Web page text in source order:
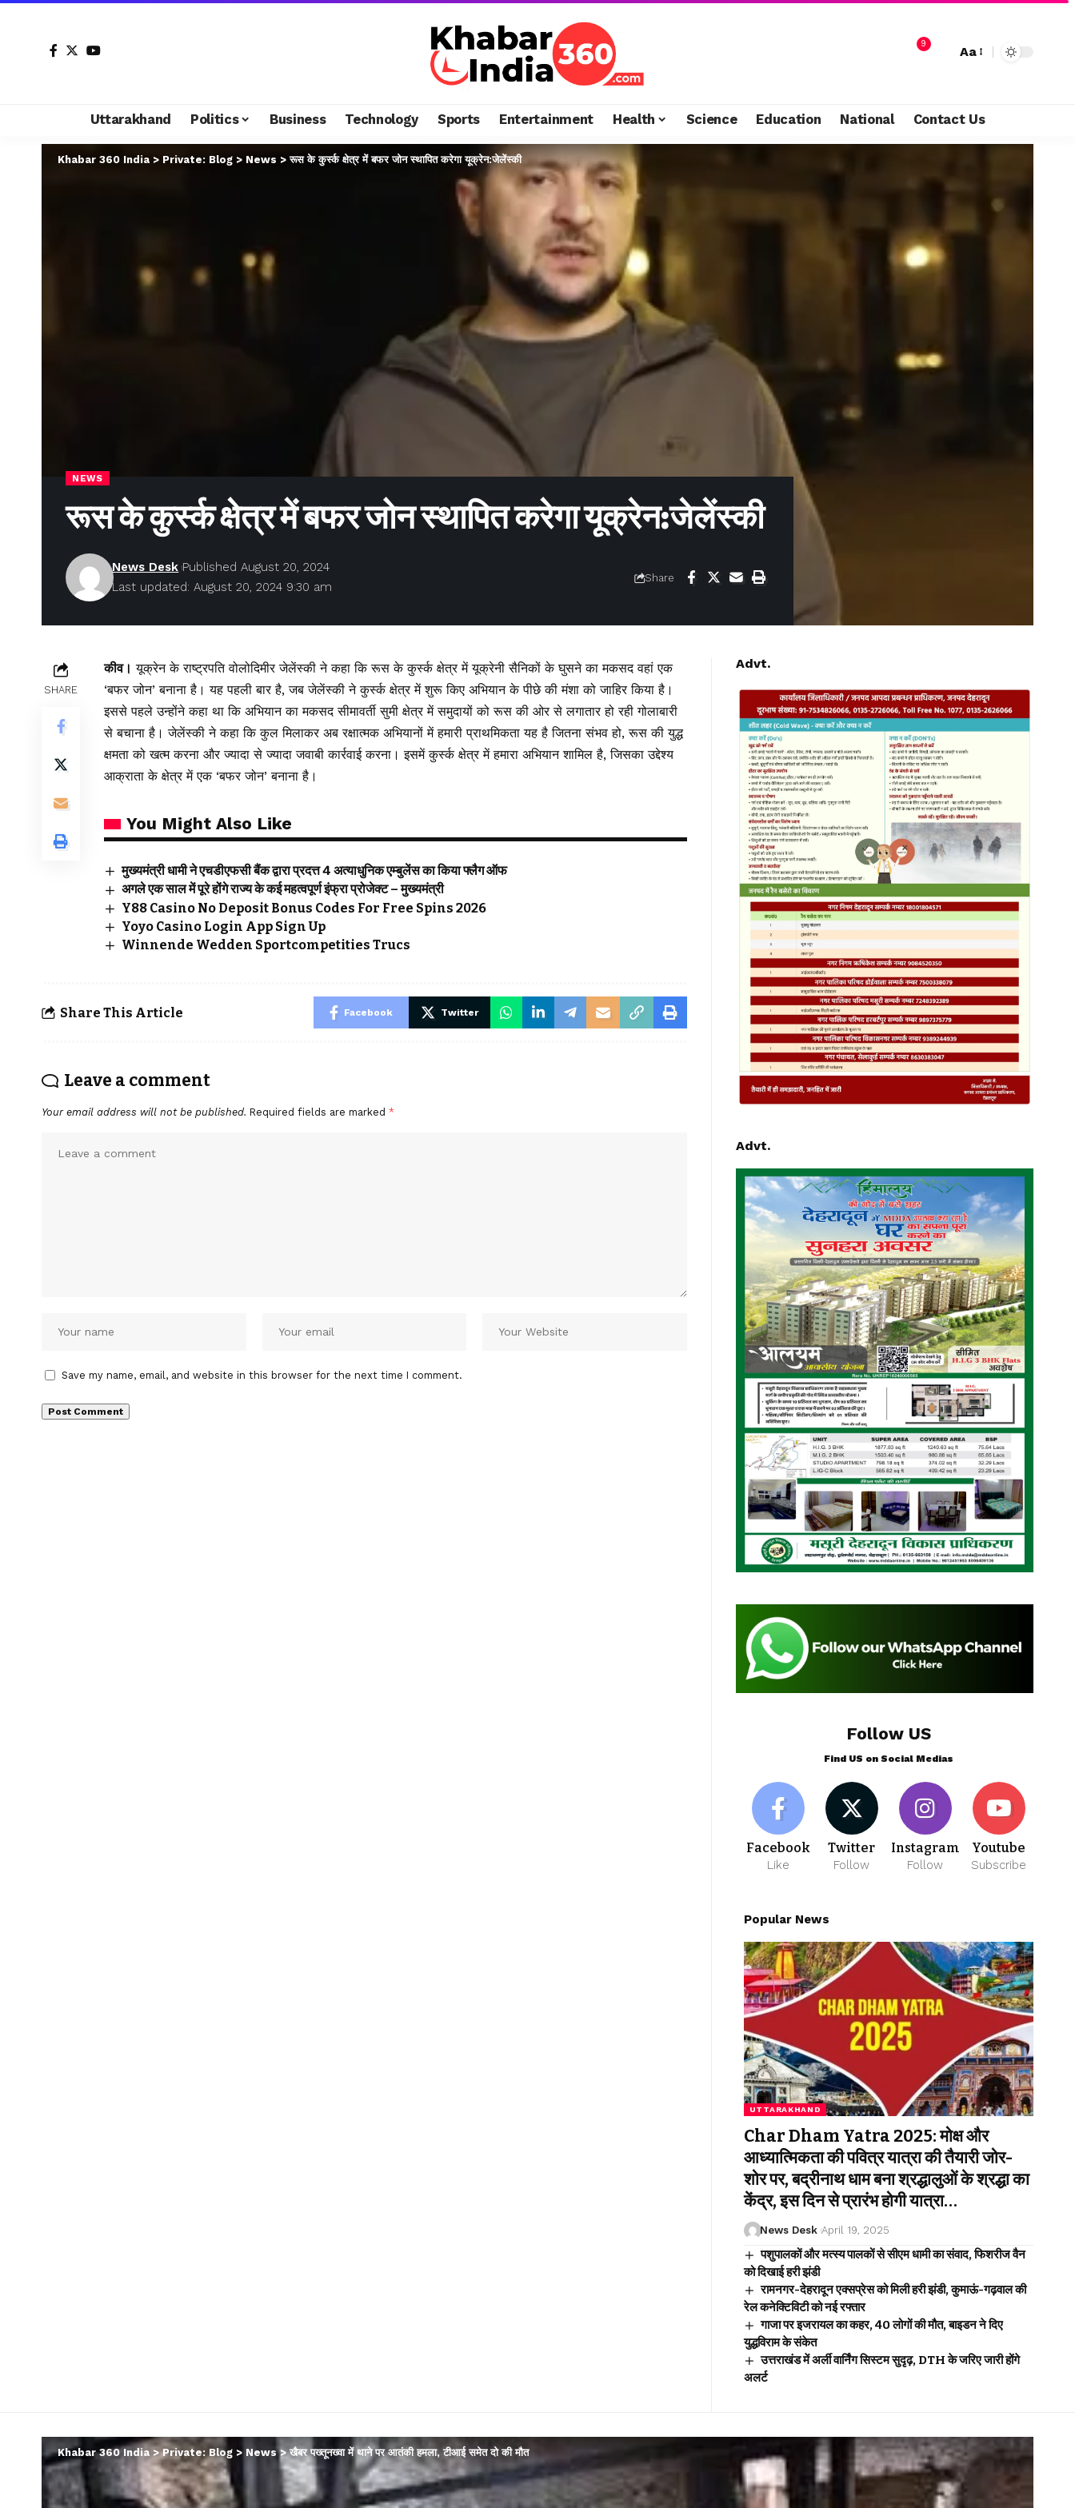
9
Aa
Uttarakhand Politics Business Technology Sports Entertainment Health Science Education National Contact Us
Khabar 360 India > Private: Blog > News >रूस के कुर्स्क क्षेत्र में बफर जोन स्थापित करेगा यूक्रेन:जेलेंस्की
NEWS
रूस के कुर्स्क क्षेत्र में बफर जोन स्थापित करेगा यूक्रेन:जेलेंस्की
Last updated: August 20, 2024 9:30 am
News Desk Published August 20, 2024
Share
SHARE
कीव।यूक्रेन के राष्ट्रपति वोलोदिमीर जेलेंस्की ने कहा कि रूस के कुर्स्क क्षेत्र में यूक्रेनी सैनिकों के घुसने का मकसद वहां एक
‘बफर जोन’ बनाना है। यह पहली बार है, जब जेलेंस्की ने कुर्स्क क्षेत्र में शुरू किए अभियान के पीछे की मंशा को जाहिर किया है।
इससे पहले उन्होंने कहा था कि अभियान का मकसद सीमावर्ती सुमी क्षेत्र में समुदायों को रूस की ओर से लगातार हो रही गोलाबारी
से बचाना है। जेलेंस्की ने कहा कि कुल मिलाकर अब रक्षात्मक अभियानों में हमारी प्राथमिकता यह है जितना संभव हो, रूस की युद्ध
क्षमता को खत्म करना और ज्यादा से ज्यादा जवाबी कार्रवाई करना। इसमें कुर्स्क क्षेत्र में हमारा अभियान शामिल है, जिसका उद्देश्य
आक्राता के क्षेत्र में एक ‘बफर जोन’ बनाना है।
You Might Also Like
मुख्यमंत्री धामी ने एचडीएफसी बैंक द्वारा प्रदत्त 4 अत्याधुनिक एम्बुलेंस का किया फ्लैग ऑफ
अगले एक साल में पूरे होंगे राज्य के कई महत्वपूर्ण इंफ्रा प्रोजेक्ट – मुख्यमंत्री
Y88 Casino No Deposit Bonus Codes For Free Spins 2026
Yoyo Casino Login App Sign Up
Winnende Wedden Sportcompetities Trucs
Share This Article Facebook Twitter
Leave a comment
Your email address will not be published. Required fields are marked *
Save my name, email, and website in this browser for the next time I comment.
Advt.
Advt.
Follow US
Find US on Social Medias
Facebook
Like
Twitter
Follow
Instagram
Follow
Youtube
Subscribe
Popular News
UTTARAKHAND
Char Dham Yatra 2025: मोक्ष और
आध्यात्मिकता की पवित्र यात्रा की तैयारी जोर-
शोर पर, बद्रीनाथ धाम बना श्रद्धालुओं के श्रद्धा का
केंद्र, इस दिन से प्रारंभ होगी यात्रा…
News Desk April 19, 2025
पशुपालकों और मत्स्य पालकों से सीएम धामी का संवाद, फिशरीज वैन
को दिखाई हरी झंडी
रामनगर-देहरादून एक्सप्रेस को मिली हरी झंडी, कुमाऊं-गढ़वाल की
रेल कनेक्टिविटी को नई रफ्तार
गाजा पर इजरायल का कहर, 40 लोगों की मौत, बाइडन ने दिए
युद्धविराम के संकेत
उत्तराखंड में अर्ली वार्निंग सिस्टम सुदृढ़, DTH के जरिए जारी होंगे
अलर्ट
Khabar 360 India >Private: Blog > News>खैबर पख्तूनख्वा में थाने पर आतंकी हमला, टीआई समेत दो की मौत